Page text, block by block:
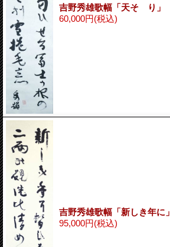
吉野秀雄歌幅「天そゝり」
60,000円(税込)
吉野秀雄歌幅「新しき年に」
95,000円(税込)